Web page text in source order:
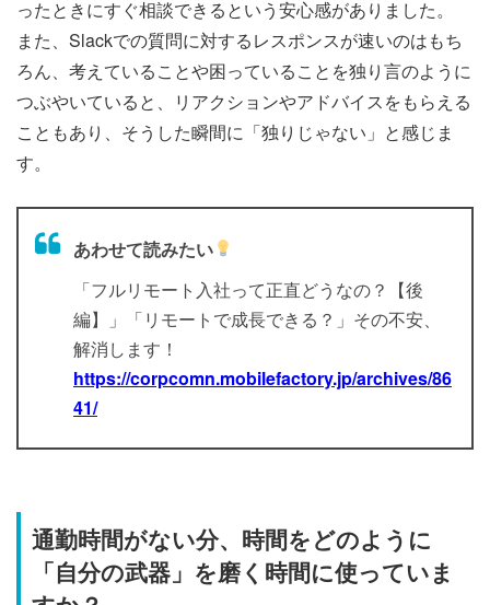
ったときにすぐ相談できるという安心感がありました。
また、Slackでの質問に対するレスポンスが速いのはもち
ろん、考えていることや困っていることを独り言のように
つぶやいていると、リアクションやアドバイスをもらえる
こともあり、そうした瞬間に「独りじゃない」と感じま
す。
あわせて読みたい
「フルリモート入社って正直どうなの？【後
編】」「リモートで成長できる？」その不安、
解消します！
https://corpcomn.mobilefactory.jp/archives/86
41/
通勤時間がない分、時間をどのように
「自分の武器」を磨く時間に使っていま